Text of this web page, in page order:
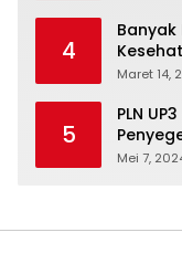
4
Maret 14,
5
PLN
Mei 7,